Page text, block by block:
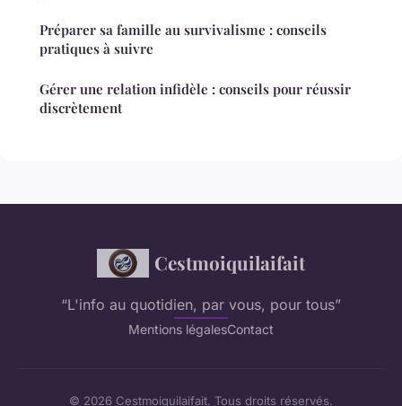
Préparer sa famille au survivalisme : conseils
pratiques à suivre
Gérer une relation infidèle : conseils pour réussir
discrètement
Cestmoiquilaifait
“L'info au quotidien, par vous, pour tous”
Mentions légalesContact
© 2026 Cestmoiquilaifait. Tous droits réservés.